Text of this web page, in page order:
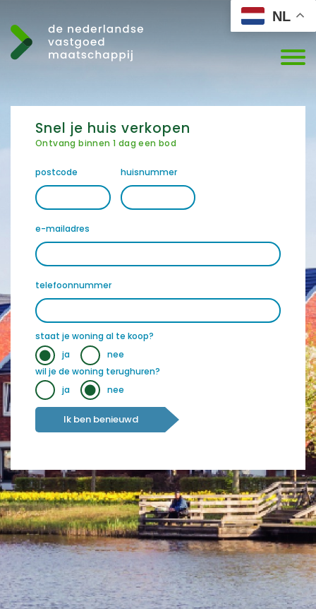
NL
Snel je huis verkopen
Ontvang binnen 1 dag een bod
postcode huisnummer
e-mailadres
telefoonnummer
staat je woning al te koop?
ja
nee
wil je de woning terughuren?
ja
nee
Ik ben benieuwd